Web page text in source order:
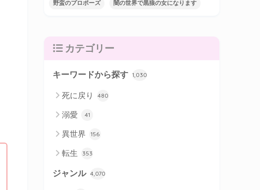
野蛮のプロポーズ 闇の世界で黒狼の女になります
カテゴリー
キーワードから探す 1,030
死に戻り 480
溺愛 41
異世界 156
転生 353
ジャンル 4,070